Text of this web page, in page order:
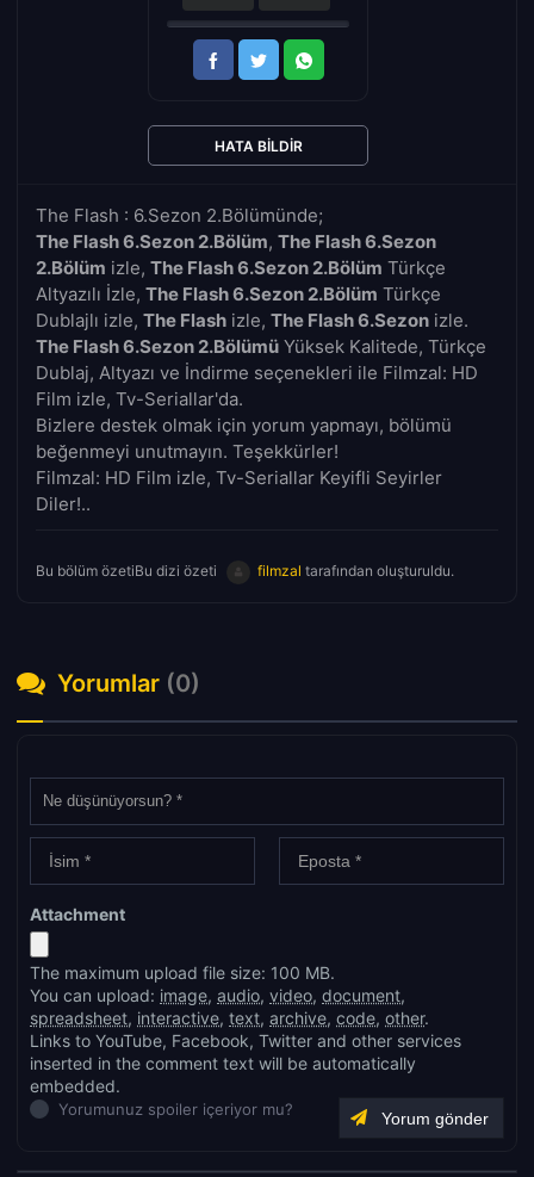
The Flash : 6.Sezon 2.Bölümünde;
The Flash 6.Sezon 2.Bölüm, The Flash 6.Sezon
2.Bölüm izle, The Flash 6.Sezon 2.Bölüm Türkçe
Altyazılı İzle, The Flash 6.Sezon 2.Bölüm Türkçe
Dublajlı izle, The Flash izle, The Flash 6.Sezon izle.
The Flash 6.Sezon 2.Bölümü Yüksek Kalitede, Türkçe
Dublaj, Altyazı ve İndirme seçenekleri ile Filmzal: HD
Film izle, Tv-Seriallar'da.
Bizlere destek olmak için yorum yapmayı, bölümü
beğenmeyi unutmayın. Teşekkürler!
Filmzal: HD Film izle, Tv-Seriallar Keyifli Seyirler
Diler!..
Bu bölüm özetiBu dizi özeti filmzal tarafından oluşturuldu.
HATA BILDIR
Yorumlar (0)
Attachment
The maximum upload file size: 100 MB.
You can upload: image, audio, video, document,
spreadsheet, interactive, text, archive, code, other.
Links to YouTube, Facebook, Twitter and other services
inserted in the comment text will be automatically
embedded.
Yorumunuz spoiler içeriyor mu?